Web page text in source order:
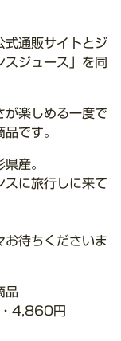
通販サイトとジ
スジュース」を同
が楽しめる一度で
です。
産。
スに旅行しに来て
お待ちくださいま
品
・4,860円